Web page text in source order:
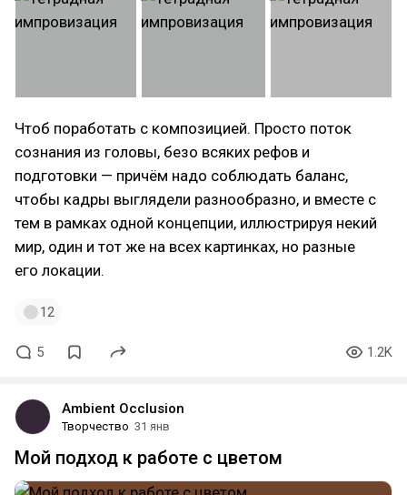
Чтоб поработать с композицией. Просто поток
сознания из головы, безо всяких рефов и
подготовки — причём надо соблюдать баланс,
чтобы кадры выглядели разнообразно, и вместе с
тем в рамках одной концепции, иллюстрируя некий
мир, один и тот же на всех картинках, но разные
его локации.
12
5 1.2K
Ambient Occlusion
Творчество 31 янв
Мой подход к работе с цветом